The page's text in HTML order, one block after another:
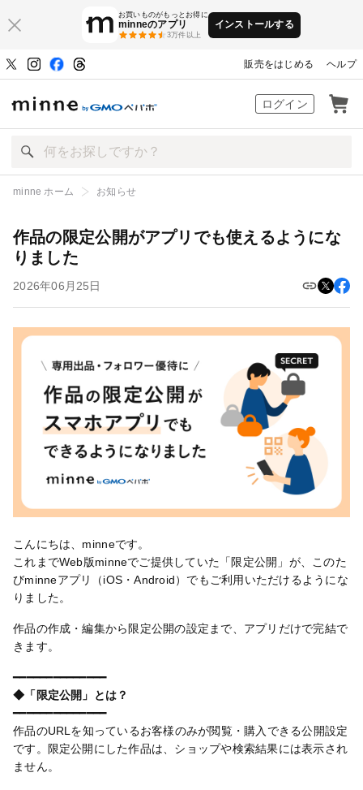
お買いものがもっとお得に
minneのアプリ
3万件以上
インストールする
販売をはじめる ヘルプ
ハンドメイドマーケット minne（ミン
ログイン
minne ホーム お知らせ
作品の限定公開がアプリでも使えるようにな
りました
2026年06月25日
こんにちは、minneです。
これまでWeb版minneでご提供していた「限定公開」が、このた
びminneアプリ（iOS・Android）でもご利用いただけるようにな
りました。
作品の作成・編集から限定公開の設定まで、アプリだけで完結で
きます。
━━━━━━━━━━━━━━
◆「限定公開」とは？
━━━━━━━━━━━━━━
作品のURLを知っているお客様のみが閲覧・購入できる公開設定
です。限定公開にした作品は、ショップや検索結果には表示され
ません。